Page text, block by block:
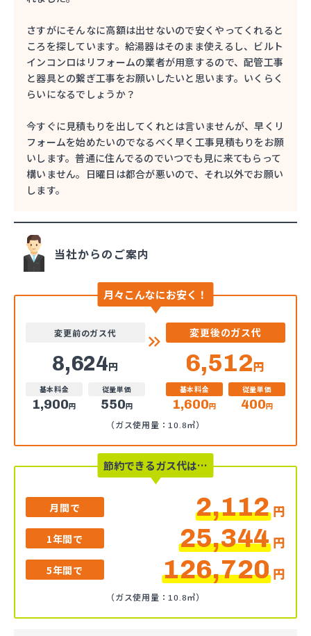
さすがにそんなに高額は出せないので安くやってくれると
ころを探しています。給湯器はそのまま使えるし、ビルト
インコンロはリフォームの業者が用意するので、配管工事
と器具との繋ぎ工事をお願いしたいと思います。いくらく
らいになるでしょうか？
今すぐに見積もりを出してくれとは言いませんが、早くリ
フォームを始めたいのでなるべく早く工事見積もりをお願
いします。普通に住んでるのでいつでも見に来てもらって
構いません。日曜日は都合が悪いので、それ以外でお願い
します。
当社からのご案内
月々こんなにお安く！
変更前のガス代
8,624円
変更後のガス代
6,512円
基本料金
1,900円
従量単価
550円
基本料金
1,600円
従量単価
400円
（ガス使用量：10.8㎥）
節約できるガス代は…
月間で 2,112円
1年間で 25,344円
5年間で 126,720円
（ガス使用量：10.8㎥）